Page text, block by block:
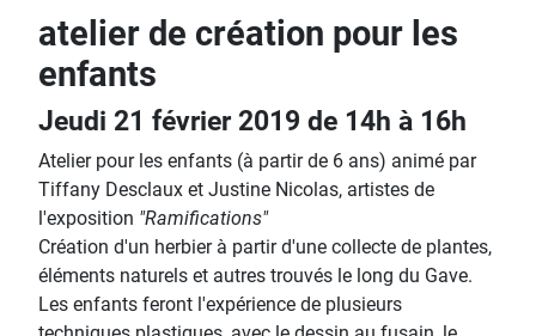
atelier de création pour les
enfants
Jeudi 21 février 2019 de 14h à 16h
Atelier pour les enfants (à partir de 6 ans) animé par
Tiffany Desclaux et Justine Nicolas, artistes de
l'exposition "Ramifications"
Création d'un herbier à partir d'une collecte de plantes,
éléments naturels et autres trouvés le long du Gave.
Les enfants feront l'expérience de plusieurs